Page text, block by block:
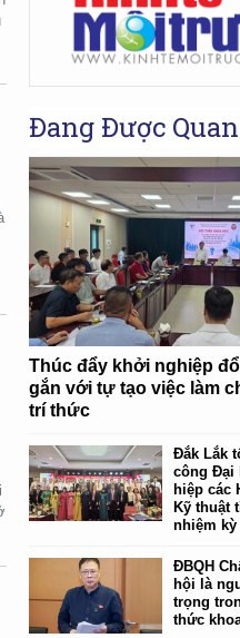
Đang Được
Thúc đẩy khởi nghiệp
gắn với tự tạo việc làm
trí thức
Đắk Lắk
công Đại
hiệp các
Kỹ thuật
nhiệm kỳ
ĐBQH
hội là
trọng
thức